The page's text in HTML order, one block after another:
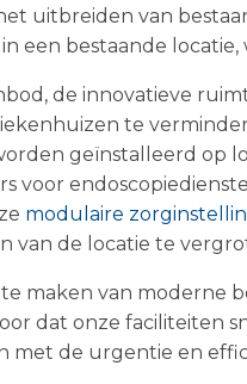
uitbreiden van
een bestaande
de innovatieve
te
geïnstalleerd op
voor
modulaire
van de locatie te
maken van moderne
dat onze faciliteiten
met de urgentie en